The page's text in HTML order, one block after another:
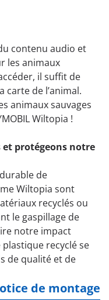
contenu audio et
les animaux
il suffit de
carte de l’animal.
animaux sauvages
Wiltopia !
protégeons notre
de
Wiltopia sont
recyclés ou
le gaspillage de
notre impact
recyclé se
de qualité et de
de montage